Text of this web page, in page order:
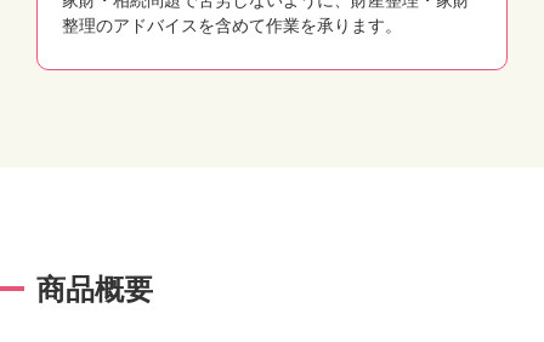
整理のアドバイスを含めて作業を承ります。
商品概要